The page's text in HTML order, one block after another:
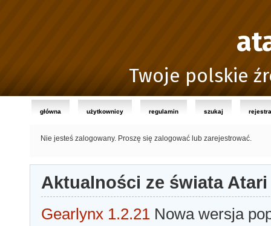
Twoje polskie
główna użytkownicy regulamin szukaj
Nie jesteś zalogowany. Proszę się zalogować lub zarejestrować.
Aktualności ze świata Atari
Gearlynx 1.2.21 Nowa wersja